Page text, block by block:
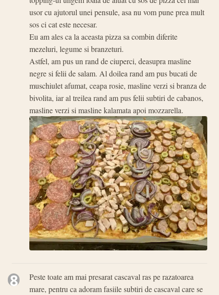
usor cu ajutorul unei pensule, asa nu vom pune prea mult
sos ci cat este necesar.
Eu am ales ca la aceasta pizza sa combin diferite
mezeluri, legume si branzeturi.
Astfel, am pus un rand de ciuperci, deasupra masline
negre si felii de salam. Al doilea rand am pus bucati de
muschiulet afumat, ceapa rosie, masline verzi si branza de
bivolita, iar al treilea rand am pus felii subtiri de cabanos,
masline verzi si masline kalamata apoi mozzarella.
8
Peste toate am mai presarat cascaval ras pe razatoarea
mare, pentru ca adoram fasiile subtiri de cascaval care se